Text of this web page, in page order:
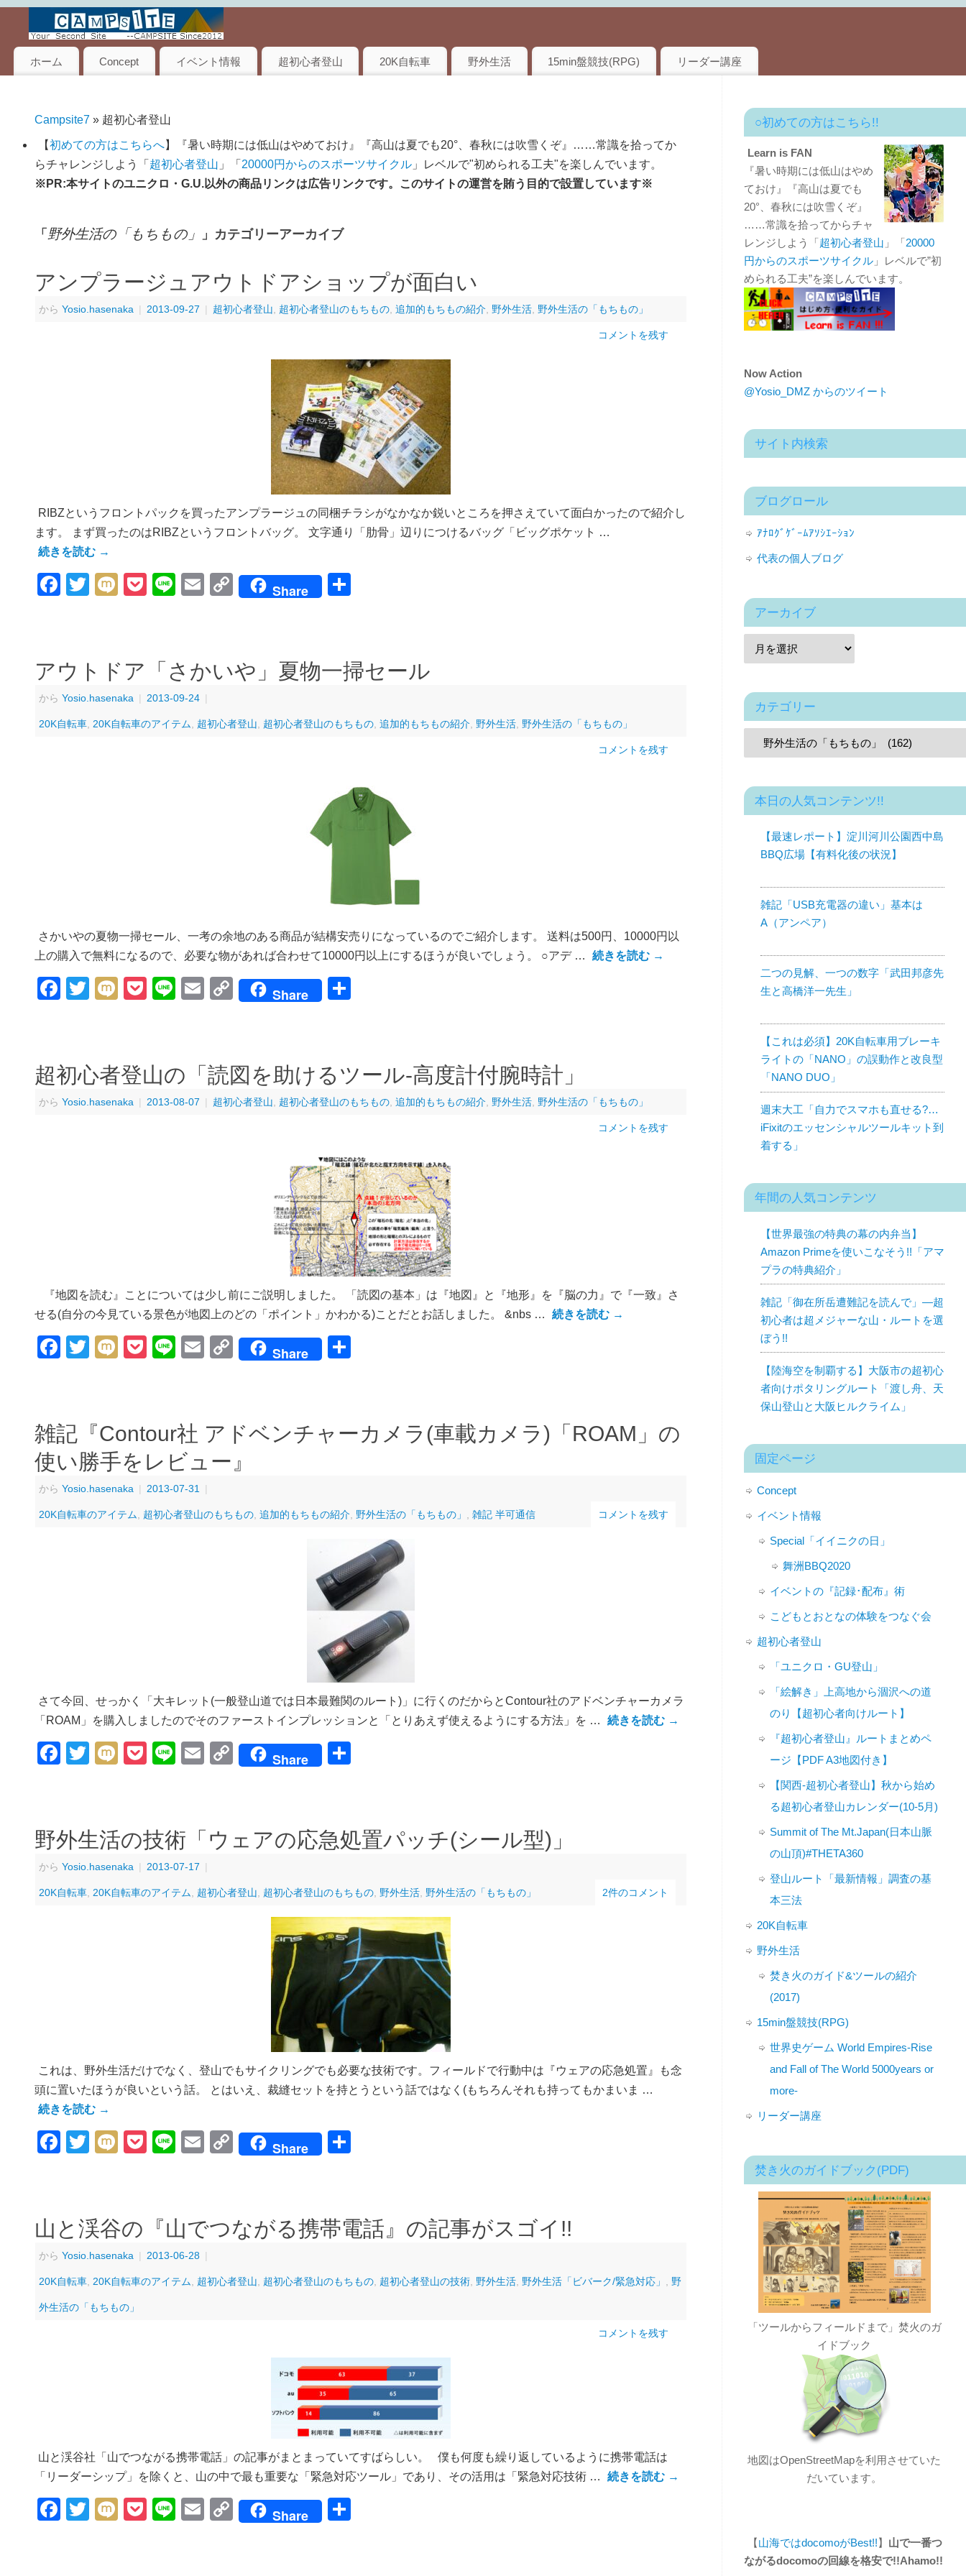
ホーム Concept イベント情報 超初心者登山 20K自転車 野外生活 15min盤競技(RPG) リーダー講座
Campsite7 » 超初心者登山
【初めての方はこちらへ】『暑い時期には低山はやめておけ』『高山は夏でも20°、春秋には吹雪くぞ』……常識を拾ってか
らチャレンジしよう「 超初心者登山 」「 20000円からのスポーツサイクル 」レベルで"初められる工夫"を楽しんでいます。
※PR:本サイトのユニクロ・G.U.以外の商品リンクは広告リンクです。このサイトの運営を賄う目的で設置しています※
「 野外生活の「もちもの」 」カテゴリーアーカイブ
アンプラージュアウトドアショップが面白い
から Yosio.hasenaka | 2013-09-27 | 超初心者登山 超初心者登山のもちもの 追加的もちもの紹介 野外生活 野外生活の「もちもの」
コメントを残す
RIBZというフロントパックを買ったアンプラージュの同梱チラシがなかなか鋭いところを押さえていて面白かったので紹介し
ます。 まず買ったのはRIBZというフロントバッグ。 文字通り「肋骨」辺りにつけるバッグ「ビッグポケット …
続きを読む →
Facebook
Twitter
MixiPocket
LineEmailCopyShare
アウトドア「さかいや」夏物一掃セール
から Yosio.hasenaka | 2013-09-24 |
20K自転車 20K自転車のアイテム 超初心者登山 超初心者登山のもちもの 追加的もちもの紹介 野外生活 野外生活の「もちもの」
コメントを残す
さかいやの夏物一掃セール、一考の余地のある商品が結構安売りになっているのでご紹介します。 送料は500円、10000円以
上の購入で無料になるので、必要な物があれば合わせて10000円以上にするほうが良いでしょう。 ○アデ …
続きを読む →
Facebook
Twitter
MixiPocket
LineEmailCopyShare
超初心者登山の「読図を助けるツール-高度計付腕時計」
から Yosio.hasenaka | 2013-08-07 | 超初心者登山 超初心者登山のもちもの 追加的もちもの紹介 野外生活 野外生活の「もちもの」
コメントを残す
『地図を読む』ことについては少し前にご説明しました。 「読図の基本」は『地図』と『地形』を『脳の力』で『一致』さ
せる(自分の今見ている景色が地図上のどの「ポイント」かわかる)ことだとお話しました。 &nbs …
続きを読む →
Facebook
Twitter
MixiPocket
LineEmailCopyShare
雑記『Contour社 アドベンチャーカメラ(車載カメラ)「ROAM」の
使い勝手をレビュー』
から Yosio.hasenaka | 2013-07-31 |
20K自転車のアイテム 超初心者登山のもちもの 追加的もちもの紹介 野外生活の「もちもの」 雑記 半可通信 コメントを残す
さて今回、せっかく「大キレット(一般登山道では日本最難関のルート)」に行くのだからとContour社のアドベンチャーカメラ
「ROAM」を購入しましたのでそのファーストインプレッションと「とりあえず使えるようにする方法」を …
続きを読む →
Facebook
Twitter
MixiPocket
LineEmailCopyShare
野外生活の技術「ウェアの応急処置パッチ(シール型)」
から Yosio.hasenaka | 2013-07-17 |
20K自転車 20K自転車のアイテム 超初心者登山 超初心者登山のもちもの 野外生活 野外生活の「もちもの」 2件のコメント
これは、野外生活だけでなく、登山でもサイクリングでも必要な技術です。フィールドで行動中は『ウェアの応急処置』も念
頭に置いたほうが良いという話。 とはいえ、裁縫セットを持とうという話ではなく(もちろんそれも持ってもかまいま …
続きを読む →
Facebook
Twitter
MixiPocket
LineEmailCopyShare
山と渓谷の『山でつながる携帯電話』の記事がスゴイ!!
から Yosio.hasenaka | 2013-06-28 |
20K自転車 20K自転車のアイテム 超初心者登山 超初心者登山のもちもの 超初心者登山の技術 野外生活 野外生活「ビバーク/緊急対応」 野
外生活の「もちもの」
コメントを残す
山と渓谷社「山でつながる携帯電話」の記事がまとまっていてすばらしい。 僕も何度も繰り返しているように携帯電話は
「リーダーシップ」を除くと、山の中で最も重要な「緊急対応ツール」であり、その活用は「緊急対応技術 …
続きを読む →
Facebook
Twitter
MixiPocket
LineEmailCopyShare
○初めての方はこちら!!
Learn is FAN
『暑い時期には低山はやめ
ておけ』『高山は夏でも
20°、春秋には吹雪くぞ』
……常識を拾ってからチャ
レンジしよう「超初心者登山 」「20000
円からのスポーツサイクル 」レベルで”初
められる工夫”を楽しんでいます。
Now Action
@Yosio_DMZ からのツイート
サイト内検索
ブログロール
ｱﾅﾛｸﾞｹﾞｰﾑｱｿｼｴｰｼｮﾝ
代表の個人ブログ
アーカイブ
カテゴリー
本日の人気コンテンツ!!
【最速レポート】淀川河川公園西中島
BBQ広場【有料化後の状況】
雑記「USB充電器の違い」基本は
A（アンペア）
二つの見解、一つの数字「武田邦彦先
生と高橋洋一先生」
【これは必須】20K自転車用ブレーキ
ライトの「NANO」の誤動作と改良型
「NANO DUO」
週末大工「自力でスマホも直せる?…
iFixitのエッセンシャルツールキット到
着する」
年間の人気コンテンツ
【世界最強の特典の幕の内弁当】
Amazon Primeを使いこなそう!!「アマ
プラの特典紹介」
雑記「御在所岳遭難記を読んで」—超
初心者は超メジャーな山・ルートを選
ぼう!!
【陸海空を制覇する】大阪市の超初心
者向けポタリングルート「渡し舟、天
保山登山と大阪ヒルクライム」
固定ページ
Concept
イベント情報
Special「イイニクの日」
舞洲BBQ2020
イベントの『記録･配布』術
こどもとおとなの体験をつなぐ会
超初心者登山
「ユニクロ・GU登山」
「絵解き」上高地から涸沢への道
のり【超初心者向けルート】
『超初心者登山』ルートまとめペ
ージ【PDF A3地図付き】
【関西-超初心者登山】秋から始め
る超初心者登山カレンダー(10-5月)
Summit of The Mt.Japan(日本山脈
の山頂)#THETA360
登山ルート「最新情報」調査の基
本三法
20K自転車
野外生活
焚き火のガイド&ツールの紹介
(2017)
15min盤競技(RPG)
世界史ゲーム World Empires-Rise
and Fall of The World 5000years or
more-
リーダー講座
焚き火のガイドブック(PDF)
「ツールからフィールドまで」焚火のガ
イドブック
地図はOpenStreetMapを利用させていた
だいています。
【山海ではdocomoがBest!!】 山で一番つ
ながるdocomoの回線を格安で!!Ahamo!!